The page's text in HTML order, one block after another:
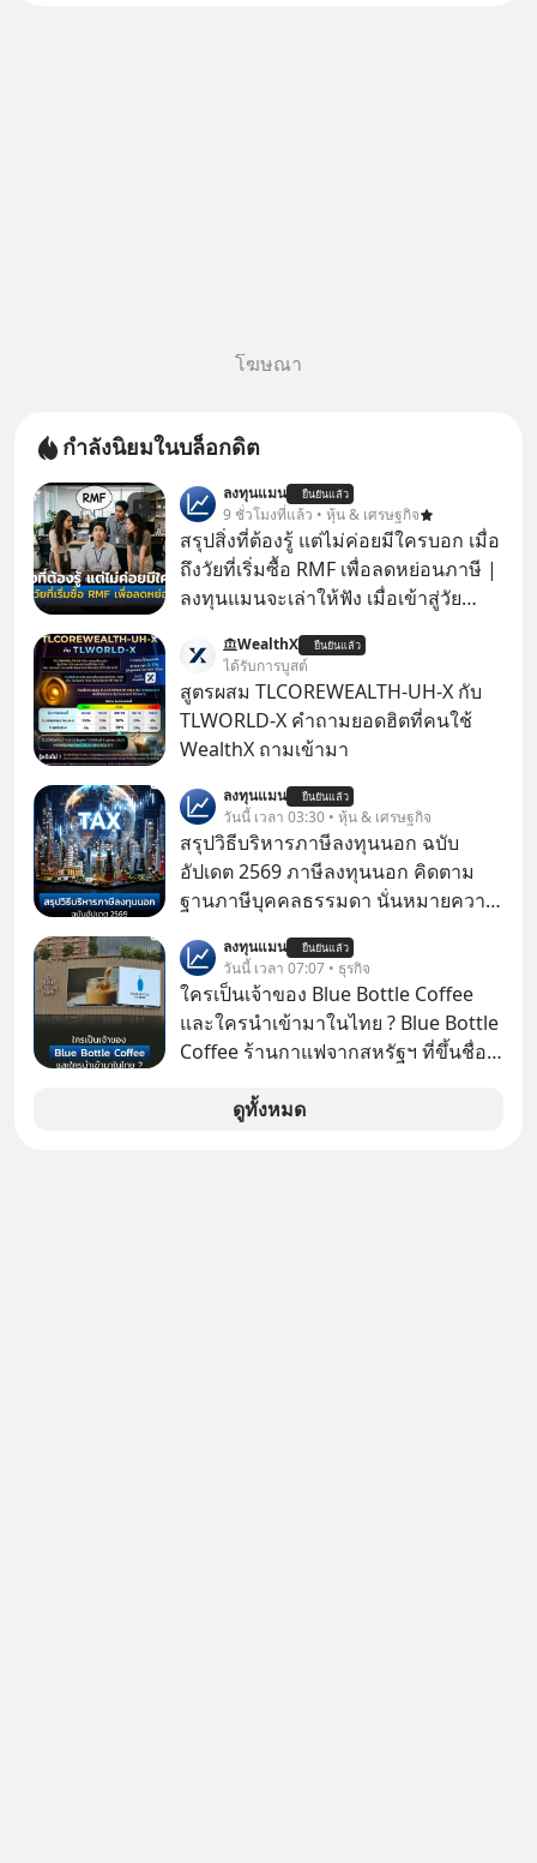
โฆษณา
กำลังนิยมในบล็อกดิต
ลงทุนแมน ยืนยันแล้ว
9 ชั่วโมงที่แล้ว • หุ้น & เศรษฐกิจ
สรุปสิ่งที่ต้องรู้ แต่ไม่ค่อยมีใครบอก เมื่อ
ถึงวัยที่เริ่มซื้อ RMF เพื่อลดหย่อนภาษี |
ลงทุนแมนจะเล่าให้ฟัง เมื่อเข้าสู่วัย
ภาษี หลายคนมักได้รับคำแนะนำให้
ลงทุนใน RMF เพราะนอกจากจะช่วยลด
หย่อนภาษีได้แล้ว ยังเป็นโอกาสในการ
สร้างความมั่งคั่งระยะยาว แต่น้อยคน
อะไรบ้าง ควรดู ตรงไหน ทำอย่างไร ถึง
จะดีกับเรา แล้วเราควรรู้ข้อมูลอะไร
เกี่ยวกับ RMF บ้าง เพื่อให้นำไปใช้ต่อได้
จริง ๆ ลงทุนแมนจะเล่าให้ฟัง
WealthX ยืนยันแล้ว
ได้รับการบูสต์
สูตรผสม TLCOREWEALTH-UH-X กับ
TLWORLD-X คำถามยอดฮิตที่คนใช้
WealthX ถามเข้ามา
ลงทุนแมน ยืนยันแล้ว
วันนี้ เวลา 03:30 • หุ้น & เศรษฐกิจ
สรุปวิธีบริหารภาษีลงทุนนอก ฉบับ
อัปเดต 2569 ภาษีลงทุนนอก คิดตาม
ฐานภาษีบุคคลธรรมดา นั่นหมายความ
ลงทุนแมน ยืนยันแล้ว
วันนี้ เวลา 07:07 • ธุรกิจ
ใครเป็นเจ้าของ Blue Bottle Coffee
และใครนำเข้ามาในไทย ? Blue Bottle
Coffee ร้านกาแฟจากสหรัฐฯ ที่ขึ้นชื่อ
แรกในประเทศไทย ที่ Central Park
ดูทั้งหมด